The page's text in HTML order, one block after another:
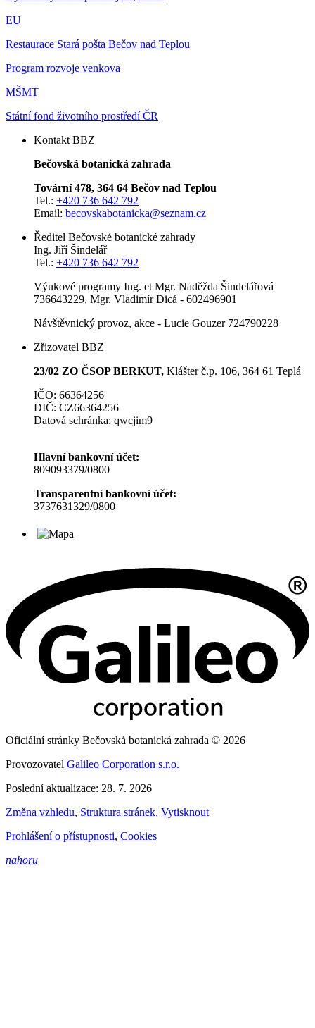
EU
Restaurace Stará pošta Bečov nad Teplou
Program rozvoje venkova
MŠMT
Státní fond životního prostředí ČR
Kontakt BBZ
Bečovská botanická zahrada
Tovární 478, 364 64 Bečov nad Teplou
Tel.: +420 736 642 792
Email: becovskabotanicka@seznam.cz
Ředitel Bečovské botanické zahrady
Ing. Jiří Šindelář
Tel.: +420 736 642 792
Výukové programy Ing. et Mgr. Naděžda Šindelářová
736643229, Mgr. Vladimír Dicá - 602496901
Návštěvnický provoz, akce - Lucie Gouzer 724790228
Zřizovatel BBZ
23/02 ZO ČSOP BERKUT, Klášter č.p. 106, 364 61 Teplá
IČO: 66364256
DIČ: CZ66364256
Datová schránka: qwcjim9
Hlavní bankovní účet:
809093379/0800
Transparentní bankovní účet:
3737631329/0800
Oficiální stránky Bečovská botanická zahrada © 2026
Provozovatel Galileo Corporation s.r.o.
Poslední aktualizace: 28. 7. 2026
Změna vzhledu, Struktura stránek, Vytisknout
Prohlášení o přístupnosti, Cookies
nahoru